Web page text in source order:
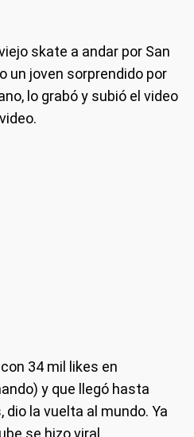
skate a andar por San
un joven sorprendido por
lo grabó y subió el video
34 mil likes en
y que llegó hasta
la vuelta al mundo. Ya
se hizo viral.